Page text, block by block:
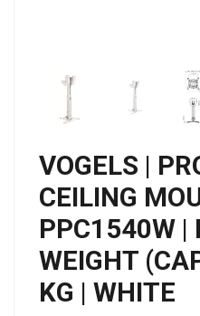
VOGELS |
CEILING
PPC1540W |
WEIGHT
KG | WHITE